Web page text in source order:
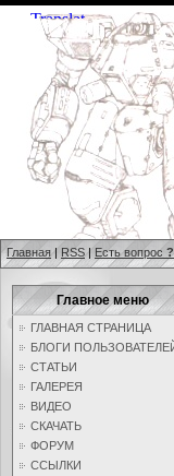
Главная | RSS | Есть вопрос ?
Главное меню
ГЛАВНАЯ СТРАНИЦА
БЛОГИ
СТАТЬИ
ГАЛЕРЕЯ
ВИДЕО
СКАЧАТЬ
ФОРУМ
ССЫЛКИ